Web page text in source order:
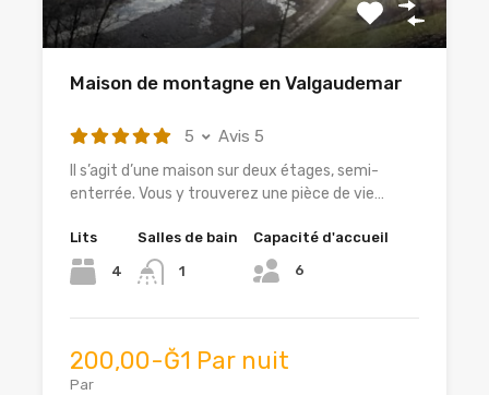
Maison de montagne en Valgaudemar
5 Avis 5
Il s’agit d’une maison sur deux étages, semi-
enterrée. Vous y trouverez une pièce de vie…
Lits
4
Salles de bain
1
Capacité d'accueil
6
200,00-Ğ1 Par nuit
Par